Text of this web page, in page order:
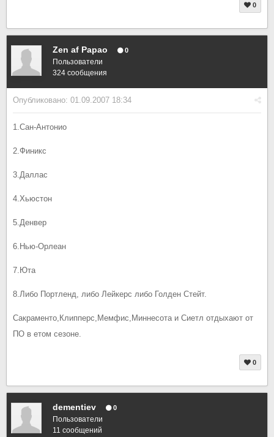
0
Zen af Papao 0
Пользователи
324 сообщения
Опубликовано: 01.09.2007 18:34
1.Сан-Антонио
2.Финикс
3.Даллас
4.Хьюстон
5.Денвер
6.Нью-Орлеан
7.Юта
8.Либо Портленд, либо Лейкерс либо Голден Стейт.
Сакраменто,Клипперс,Мемфис,Миннесота и Сиетл отдыхают от
ПО в етом сезоне.
0
dementiev 0
Пользователи
11 сообщений